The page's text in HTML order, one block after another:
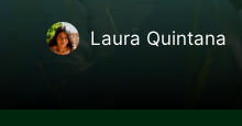
Laura Quintana